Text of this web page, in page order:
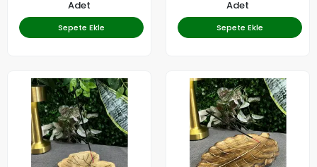
Adet
Sepete Ekle
Adet
Sepete Ekle